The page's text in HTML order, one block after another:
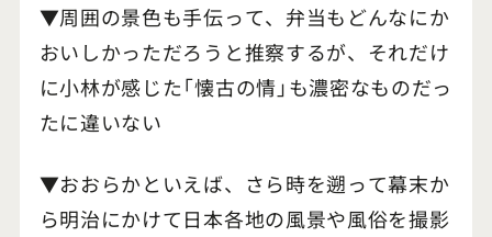
▼周囲の景色も手伝って、弁当もどんなにか
おいしかっただろうと推察するが、それだけ
に小林が感じた「懐古の情」も濃密なものだっ
たに違いない
▼おおらかといえば、さら時を遡って幕末か
ら明治にかけて日本各地の風景や風俗を撮影